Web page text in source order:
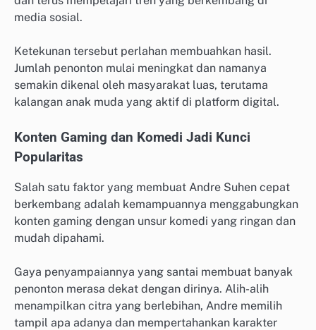
media sosial.
Ketekunan tersebut perlahan membuahkan hasil.
Jumlah penonton mulai meningkat dan namanya
semakin dikenal oleh masyarakat luas, terutama
kalangan anak muda yang aktif di platform digital.
Konten Gaming dan Komedi Jadi Kunci
Popularitas
Salah satu faktor yang membuat Andre Suhen cepat
berkembang adalah kemampuannya menggabungkan
konten gaming dengan unsur komedi yang ringan dan
mudah dipahami.
Gaya penyampaiannya yang santai membuat banyak
penonton merasa dekat dengan dirinya. Alih-alih
menampilkan citra yang berlebihan, Andre memilih
tampil apa adanya dan mempertahankan karakter